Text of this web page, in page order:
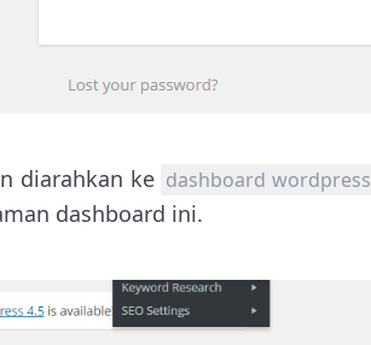
diarahkan ke dashboard wordpress
dashboard ini.